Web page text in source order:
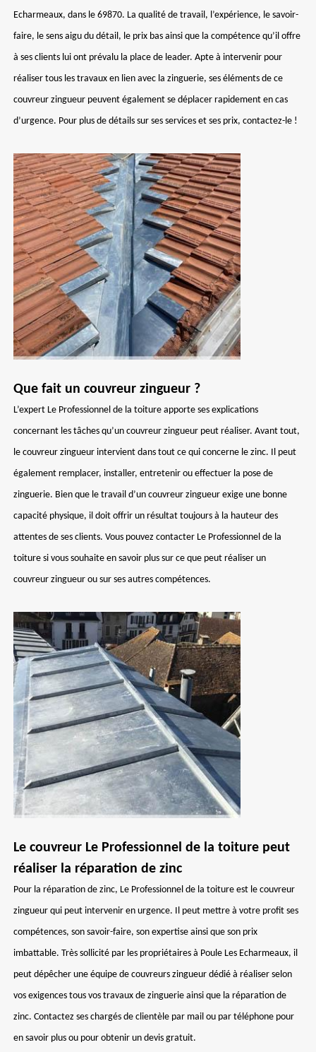
Echarmeaux, dans le 69870. La qualité de travail, l’expérience, le savoir-
faire, le sens aigu du détail, le prix bas ainsi que la compétence qu’il offre
à ses clients lui ont prévalu la place de leader. Apte à intervenir pour
réaliser tous les travaux en lien avec la zinguerie, ses éléments de ce
couvreur zingueur peuvent également se déplacer rapidement en cas
d’urgence. Pour plus de détails sur ses services et ses prix, contactez-le !
Que fait un couvreur zingueur ?
L’expert Le Professionnel de la toiture apporte ses explications
concernant les tâches qu’un couvreur zingueur peut réaliser. Avant tout,
le couvreur zingueur intervient dans tout ce qui concerne le zinc. Il peut
également remplacer, installer, entretenir ou effectuer la pose de
zinguerie. Bien que le travail d’un couvreur zingueur exige une bonne
capacité physique, il doit offrir un résultat toujours à la hauteur des
attentes de ses clients. Vous pouvez contacter Le Professionnel de la
toiture si vous souhaite en savoir plus sur ce que peut réaliser un
couvreur zingueur ou sur ses autres compétences.
Le couvreur Le Professionnel de la toiture peut
réaliser la réparation de zinc
Pour la réparation de zinc, Le Professionnel de la toiture est le couvreur
zingueur qui peut intervenir en urgence. Il peut mettre à votre profit ses
compétences, son savoir-faire, son expertise ainsi que son prix
imbattable. Très sollicité par les propriétaires à Poule Les Echarmeaux, il
peut dépêcher une équipe de couvreurs zingueur dédié à réaliser selon
vos exigences tous vos travaux de zinguerie ainsi que la réparation de
zinc. Contactez ses chargés de clientèle par mail ou par téléphone pour
en savoir plus ou pour obtenir un devis gratuit.